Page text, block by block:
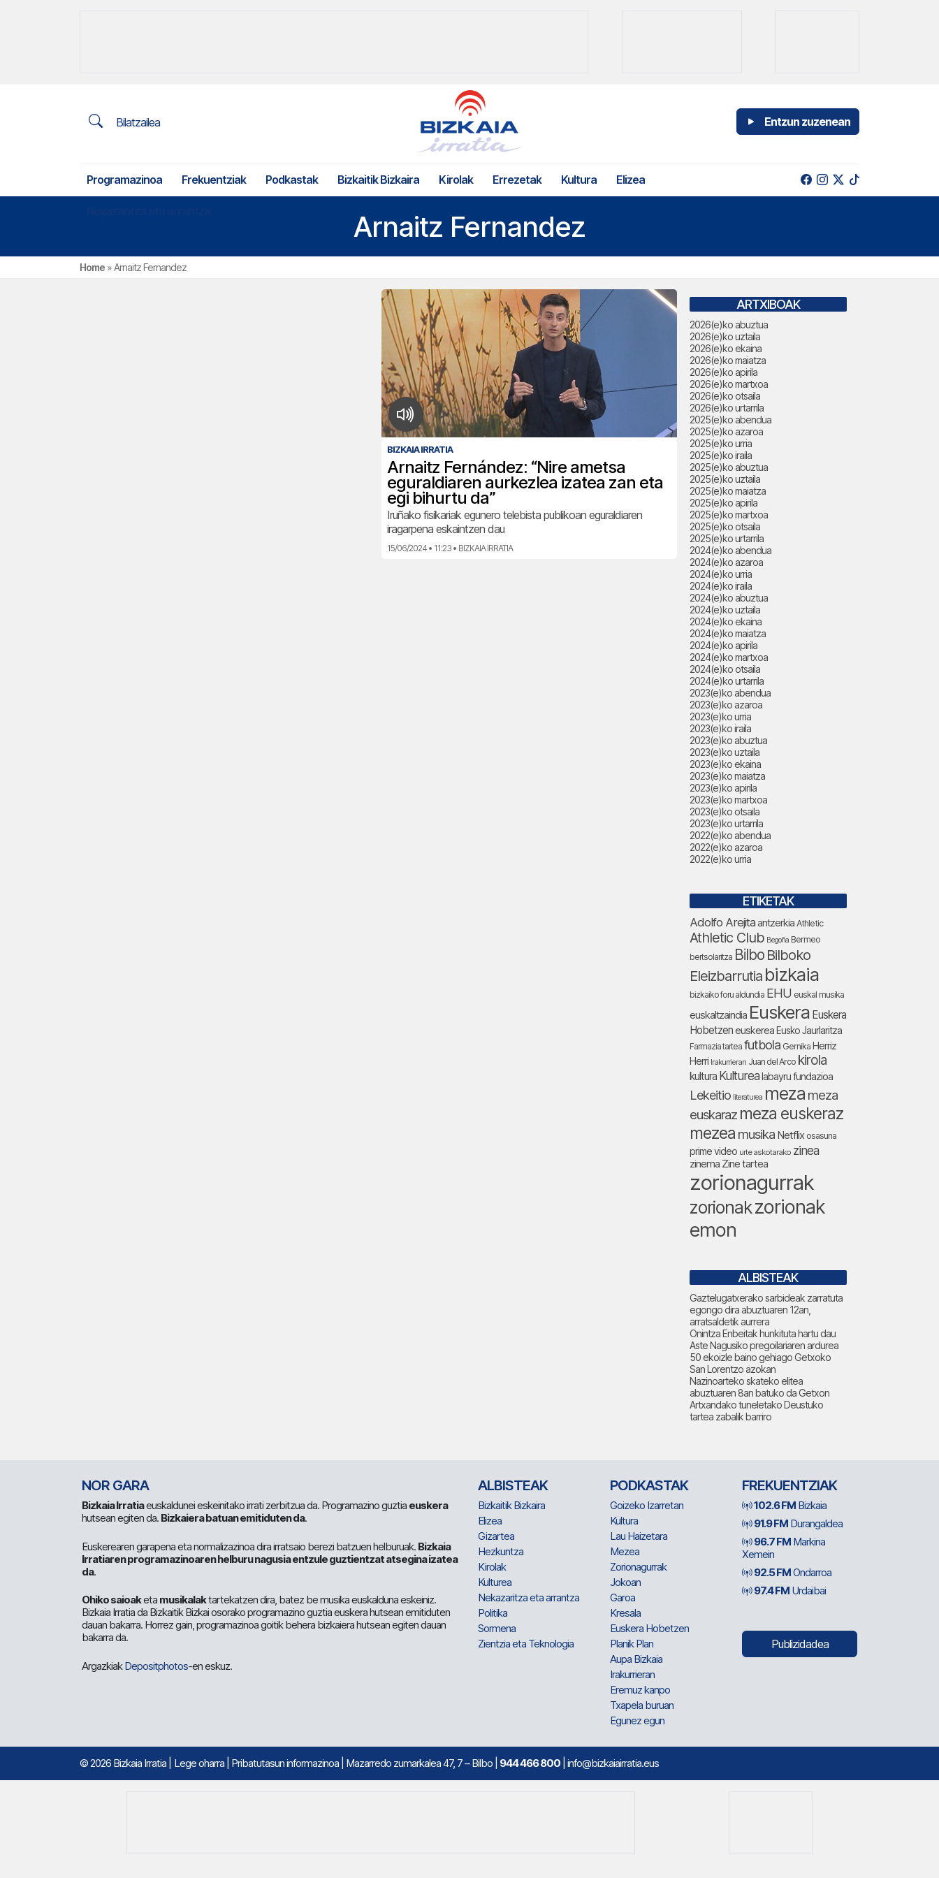
Bilatzailea Entzun zuzenean
Programazinoa Frekuentziak Podkastak Bizkaitik Bizkaira Kirolak Errezetak Kultura Elizea
Arnaitz Fernandez
Home »Arnaitz Fernandez
BIZKAIA IRRATIA
Arnaitz Fernández: “Nire ametsa
eguraldiaren aurkezlea izatea zan eta
egi bihurtu da”
Iruñako fisikariak egunero telebista publikoan eguraldiaren
iragarpena eskaintzen dau
15/06/2024 • 11:23 • BIZKAIA IRRATIA
ARTXIBOAK
2026(e)ko abuztua
2026(e)ko uztaila
2026(e)ko ekaina
2026(e)ko maiatza
2026(e)ko apirila
2026(e)ko martxoa
2026(e)ko otsaila
2026(e)ko urtarrila
2025(e)ko abendua
2025(e)ko azaroa
2025(e)ko urria
2025(e)ko iraila
2025(e)ko abuztua
2025(e)ko uztaila
2025(e)ko maiatza
2025(e)ko apirila
2025(e)ko martxoa
2025(e)ko otsaila
2025(e)ko urtarrila
2024(e)ko abendua
2024(e)ko azaroa
2024(e)ko urria
2024(e)ko iraila
2024(e)ko abuztua
2024(e)ko uztaila
2024(e)ko ekaina
2024(e)ko maiatza
2024(e)ko apirila
2024(e)ko martxoa
2024(e)ko otsaila
2024(e)ko urtarrila
2023(e)ko abendua
2023(e)ko azaroa
2023(e)ko urria
2023(e)ko iraila
2023(e)ko abuztua
2023(e)ko uztaila
2023(e)ko ekaina
2023(e)ko maiatza
2023(e)ko apirila
2023(e)ko martxoa
2023(e)ko otsaila
2023(e)ko urtarrila
2022(e)ko abendua
2022(e)ko azaroa
2022(e)ko urria
ETIKETAK
Adolfo Arejitaantzerkia Athletic
Athletic Club Begoña Bermeo
bertsolaritza Bilbo Bilboko
Eleizbarrutia bizkaia
bizkaiko foru aldundia EHU euskal musika
euskaltzaindia Euskera Euskera
Hobetzeneuskerea Eusko Jaurlaritza
Farmazia tartea futbola Gernika Herriz
Herri Irakurrieran Juan del Arco kirola
kultura Kulturealabayru fundazioa
Lekeitio literaturea meza meza
euskaraz meza euskeraz
mezea musika Netflix osasuna
prime video urte askotarako zinea
zinema Zine tartea
zorionagurrak
zorionakzorionak
emon
ALBISTEAK
Gaztelugatxerako sarbideak zarratuta
egongo dira abuztuaren 12an,
arratsaldetik aurrera
Onintza Enbeitak hunkituta hartu dau
Aste Nagusiko pregoilariaren ardurea
50 ekoizle baino gehiago Getxoko
San Lorentzo azokan
Nazinoarteko skateko elitea
abuztuaren 8an batuko da Getxon
Artxandako tuneletako Deustuko
tartea zabalik barriro
NOR GARA
Bizkaia Irratiaeuskaldunei eskeinitako irrati zerbitzua da. Programazino guztia euskera
hutsean egiten da. Bizkaiera batuan emitiduten da.
Euskerearen garapena eta normalizazinoa dira irratsaio berezi batzuen helburuak. Bizkaia
Irratiaren programazinoaren helburu nagusia entzule guztientzat atsegina izatea
da.
Ohiko saioaketa musikalaktartekatzen dira, batez be musika euskalduna eskeiniz.
Bizkaia Irratia da Bizkaitik Bizkai osorako programazino guztia euskera hutsean emitiduten
dauan bakarra. Horrez gain, programazinoa goitik behera bizkaiera hutsean egiten dauan
bakarra da.
ArgazkiakDepositphotos-en eskuz.
ALBISTEAK
Bizkaitik Bizkaira
Elizea
Gizartea
Hezkuntza
Kirolak
Kulturea
Nekazaritza eta arrantza
Politika
Sormena
Zientzia eta Teknologia
PODKASTAK
Goizeko Izarretan
Kultura
Lau Haizetara
Mezea
Zorionagurrak
Jokoan
Garoa
Kresala
Euskera Hobetzen
Planik Plan
Aupa Bizkaia
Irakurrieran
Eremuz kanpo
Txapela buruan
Egunez egun
FREKUENTZIAK
102.6 FM Bizkaia
91.9 FM Durangaldea
96.7 FM Markina
Xemein
92.5 FMOndarroa
97.4 FM Urdaibai
Publizidadea
© 2026 Bizkaia Irratia Lege oharra Pribatutasun informazinoa | Mazarredo zumarkalea 47, 7 – Bilbo | 944 466 800 | info@bizkaiairratia.eus